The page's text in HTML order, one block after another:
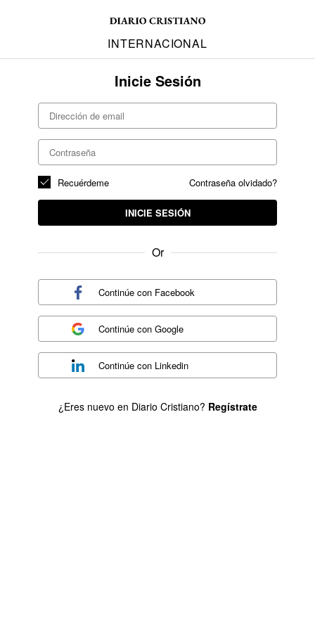
INTERNACIONAL
Inicie Sesión
Contraseña olvidado?
Recuérdeme
INICIE SESIÓN
Or
Continúe con Facebook
Continúe conGoogle
Continúe con Linkedin
¿Eres nuevo en Diario Cristiano? Regístrate